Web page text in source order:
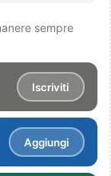
sempre
Iscriviti
Aggiungi